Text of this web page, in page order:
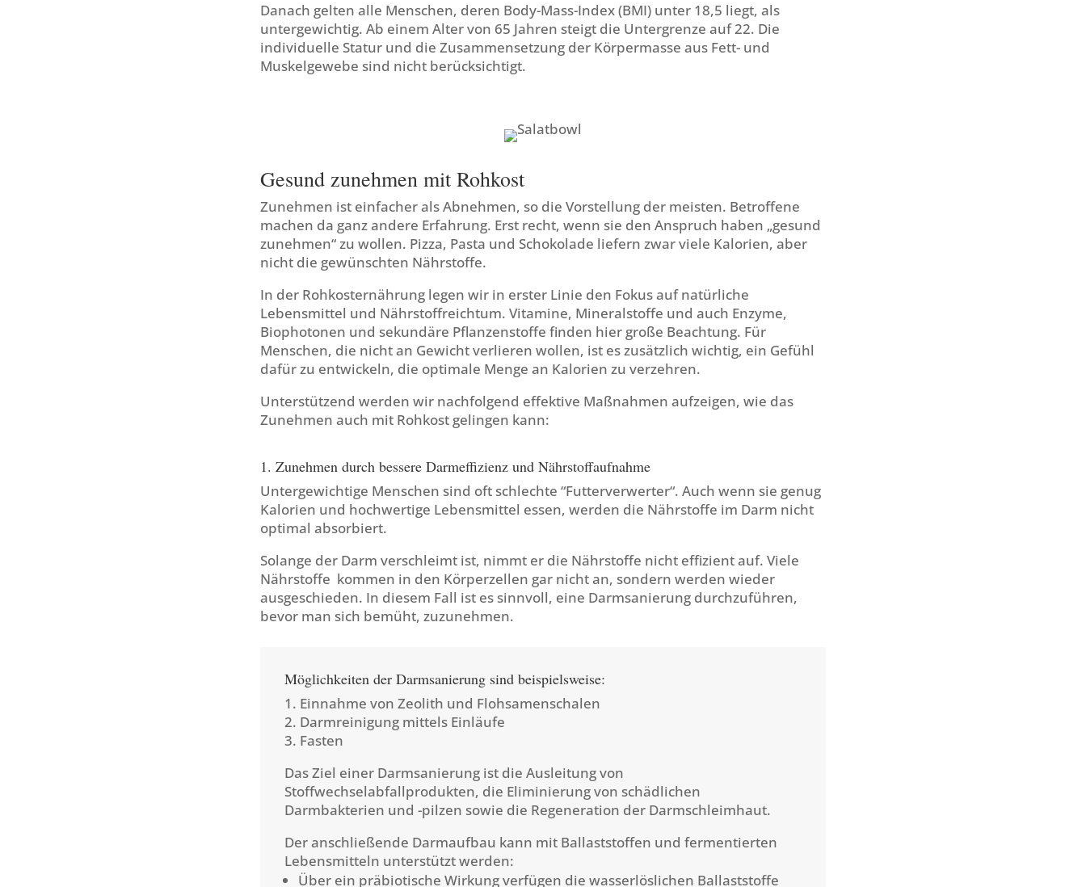
Danach gelten alle Menschen, deren Body-Mass-Index (BMI) unter 18,5 liegt, als
untergewichtig. Ab einem Alter von 65 Jahren steigt die Untergrenze auf 22. Die
individuelle Statur und die Zusammensetzung der Körpermasse aus Fett- und
Muskelgewebe sind nicht berücksichtigt.
Gesund zunehmen mit Rohkost
Zunehmen ist einfacher als Abnehmen, so die Vorstellung der meisten. Betroffene
machen da ganz andere Erfahrung. Erst recht, wenn sie den Anspruch haben „gesund
zunehmen“ zu wollen. Pizza, Pasta und Schokolade liefern zwar viele Kalorien, aber
nicht die gewünschten Nährstoffe.
In der Rohkosternährung legen wir in erster Linie den Fokus auf natürliche
Lebensmittel und Nährstoffreichtum. Vitamine, Mineralstoffe und auch Enzyme,
Biophotonen und sekundäre Pflanzenstoffe finden hier große Beachtung. Für
Menschen, die nicht an Gewicht verlieren wollen, ist es zusätzlich wichtig, ein Gefühl
dafür zu entwickeln, die optimale Menge an Kalorien zu verzehren.
Unterstützend werden wir nachfolgend effektive Maßnahmen aufzeigen, wie das
Zunehmen auch mit Rohkost gelingen kann:
1. Zunehmen durch bessere Darmeffizienz und Nährstoffaufnahme
Untergewichtige Menschen sind oft schlechte “Futterverwerter“. Auch wenn sie genug
Kalorien und hochwertige Lebensmittel essen, werden die Nährstoffe im Darm nicht
optimal absorbiert.
Solange der Darm verschleimt ist, nimmt er die Nährstoffe nicht effizient auf. Viele
Nährstoffe kommen in den Körperzellen gar nicht an, sondern werden wieder
ausgeschieden. In diesem Fall ist es sinnvoll, eine Darmsanierung durchzuführen,
bevor man sich bemüht, zuzunehmen.
Möglichkeiten der Darmsanierung sind beispielsweise:
1. Einnahme von Zeolith und Flohsamenschalen
2. Darmreinigung mittels Einläufe
3. Fasten
Das Ziel einer Darmsanierung ist die Ausleitung von
Stoffwechselabfallprodukten, die Eliminierung von schädlichen
Darmbakterien und -pilzen sowie die Regeneration der Darmschleimhaut.
Der anschließende Darmaufbau kann mit Ballaststoffen und fermentierten
Lebensmitteln unterstützt werden:
Über ein präbiotische Wirkung verfügen die wasserlöslichen Ballaststoffe